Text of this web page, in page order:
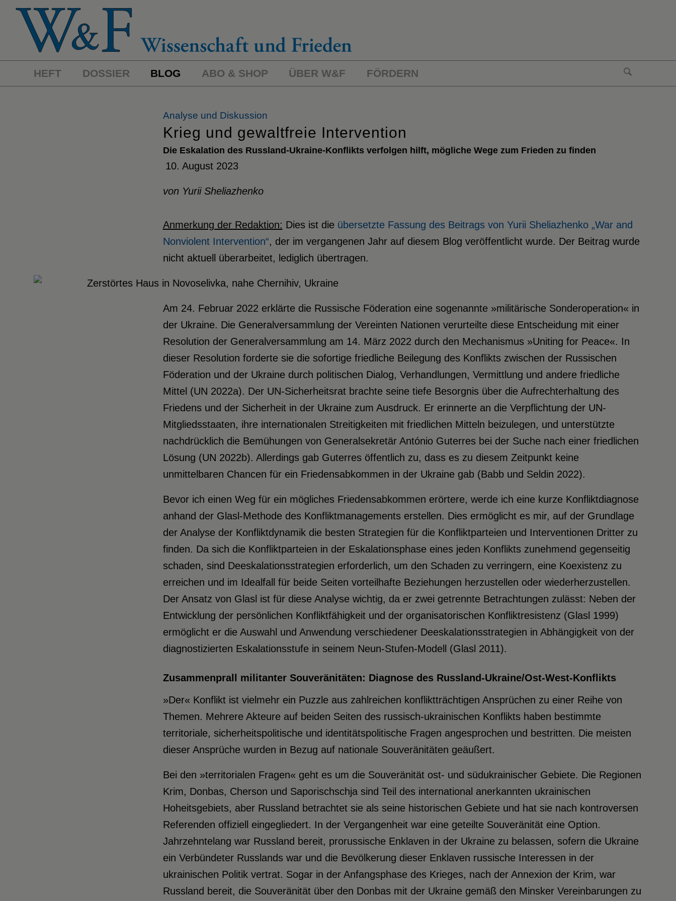
HEFT DOSSIER BLOG ABO & SHOP ÜBER W&F FÖRDERN
Analyse und Diskussion
Krieg und gewaltfreie Intervention
Die Eskalation des Russland-Ukraine-Konflikts verfolgen hilft, mögliche Wege zum Frieden zu finden
10. August 2023
von Yurii Sheliazhenko
Anmerkung der Redaktion: Dies ist die übersetzte Fassung des Beitrags von Yurii Sheliazhenko „War and
Nonviolent Intervention“, der im vergangenen Jahr auf diesem Blog veröffentlicht wurde. Der Beitrag wurde
nicht aktuell überarbeitet, lediglich übertragen.
Am 24. Februar 2022 erklärte die Russische Föderation eine sogenannte »militärische Sonderoperation« in
der Ukraine. Die Generalversammlung der Vereinten Nationen verurteilte diese Entscheidung mit einer
Resolution der Generalversammlung am 14. März 2022 durch den Mechanismus »Uniting for Peace«. In
dieser Resolution forderte sie die sofortige friedliche Beilegung des Konflikts zwischen der Russischen
Föderation und der Ukraine durch politischen Dialog, Verhandlungen, Vermittlung und andere friedliche
Mittel (UN 2022a). Der UN-Sicherheitsrat brachte seine tiefe Besorgnis über die Aufrechterhaltung des
Friedens und der Sicherheit in der Ukraine zum Ausdruck. Er erinnerte an die Verpflichtung der UN-
Mitgliedsstaaten, ihre internationalen Streitigkeiten mit friedlichen Mitteln beizulegen, und unterstützte
nachdrücklich die Bemühungen von Generalsekretär António Guterres bei der Suche nach einer friedlichen
Lösung (UN 2022b). Allerdings gab Guterres öffentlich zu, dass es zu diesem Zeitpunkt keine
unmittelbaren Chancen für ein Friedensabkommen in der Ukraine gab (Babb und Seldin 2022).
Bevor ich einen Weg für ein mögliches Friedensabkommen erörtere, werde ich eine kurze Konfliktdiagnose
anhand der Glasl-Methode des Konfliktmanagements erstellen. Dies ermöglicht es mir, auf der Grundlage
der Analyse der Konfliktdynamik die besten Strategien für die Konfliktparteien und Interventionen Dritter zu
finden. Da sich die Konfliktparteien in der Eskalationsphase eines jeden Konflikts zunehmend gegenseitig
schaden, sind Deeskalationsstrategien erforderlich, um den Schaden zu verringern, eine Koexistenz zu
erreichen und im Idealfall für beide Seiten vorteilhafte Beziehungen herzustellen oder wiederherzustellen.
Der Ansatz von Glasl ist für diese Analyse wichtig, da er zwei getrennte Betrachtungen zulässt: Neben der
Entwicklung der persönlichen Konfliktfähigkeit und der organisatorischen Konfliktresistenz (Glasl 1999)
ermöglicht er die Auswahl und Anwendung verschiedener Deeskalationsstrategien in Abhängigkeit von der
diagnostizierten Eskalationsstufe in seinem Neun-Stufen-Modell (Glasl 2011).
Zusammenprall militanter Souveränitäten: Diagnose des Russland-Ukraine/Ost-West-Konflikts
»Der« Konflikt ist vielmehr ein Puzzle aus zahlreichen konfliktträchtigen Ansprüchen zu einer Reihe von
Themen. Mehrere Akteure auf beiden Seiten des russisch-ukrainischen Konflikts haben bestimmte
territoriale, sicherheitspolitische und identitätspolitische Fragen angesprochen und bestritten. Die meisten
dieser Ansprüche wurden in Bezug auf nationale Souveränitäten geäußert.
Bei den »territorialen Fragen« geht es um die Souveränität ost- und südukrainischer Gebiete. Die Regionen
Krim, Donbas, Cherson und Saporischschja sind Teil des international anerkannten ukrainischen
Hoheitsgebiets, aber Russland betrachtet sie als seine historischen Gebiete und hat sie nach kontroversen
Referenden offiziell eingegliedert. In der Vergangenheit war eine geteilte Souveränität eine Option.
Jahrzehntelang war Russland bereit, prorussische Enklaven in der Ukraine zu belassen, sofern die Ukraine
ein Verbündeter Russlands war und die Bevölkerung dieser Enklaven russische Interessen in der
ukrainischen Politik vertrat. Sogar in der Anfangsphase des Krieges, nach der Annexion der Krim, war
Russland bereit, die Souveränität über den Donbas mit der Ukraine gemäß den Minsker Vereinbarungen zu